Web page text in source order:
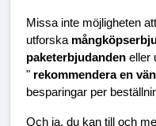
Missa inte möjligheten att
utforska
paketerbjudanden eller
" rekommendera en
besparingar per
Och ja, du kan till och